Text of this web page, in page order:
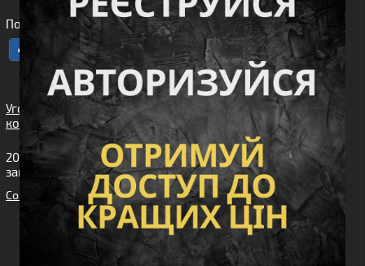
Понравился наш интернет магазин?
Угода
користувача
2010-2026 интернет-магазин Wiking™ (Викинг). Все права
защищены.
Cоздание сайта